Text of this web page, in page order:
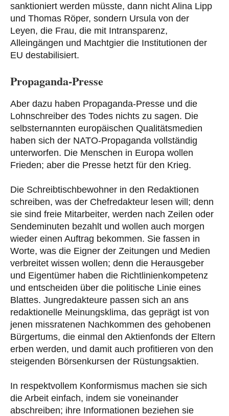
sanktioniert werden müsste, dann nicht Alina Lipp
und Thomas Röper, sondern Ursula von der
Leyen, die Frau, die mit Intransparenz,
Alleingängen und Machtgier die Institutionen der
EU destabilisiert.
Propaganda-Presse
Aber dazu haben Propaganda-Presse und die
Lohnschreiber des Todes nichts zu sagen. Die
selbsternannten europäischen Qualitätsmedien
haben sich der NATO-Propaganda vollständig
unterworfen. Die Menschen in Europa wollen
Frieden; aber die Presse hetzt für den Krieg.
Die Schreibtischbewohner in den Redaktionen
schreiben, was der Chefredakteur lesen will; denn
sie sind freie Mitarbeiter, werden nach Zeilen oder
Sendeminuten bezahlt und wollen auch morgen
wieder einen Auftrag bekommen. Sie fassen in
Worte, was die Eigner der Zeitungen und Medien
verbreitet wissen wollen; denn die Herausgeber
und Eigentümer haben die Richtlinienkompetenz
und entscheiden über die politische Linie eines
Blattes. Jungredakteure passen sich an ans
redaktionelle Meinungsklima, das geprägt ist von
jenen missratenen Nachkommen des gehobenen
Bürgertums, die einmal den Aktienfonds der Eltern
erben werden, und damit auch profitieren von den
steigenden Börsenkursen der Rüstungsaktien.
In respektvollem Konformismus machen sie sich
die Arbeit einfach, indem sie voneinander
abschreiben; ihre Informationen beziehen sie